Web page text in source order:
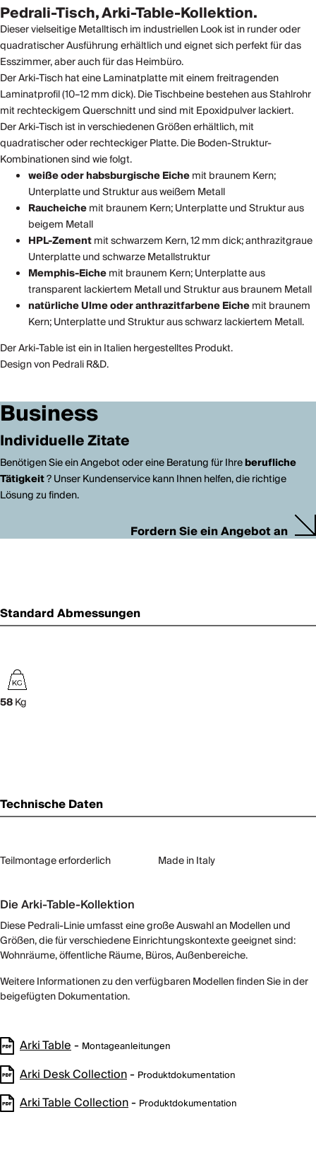
Pedrali-Tisch, Arki-Table-Kollektion.
Dieser vielseitige Metalltisch im industriellen Look ist in runder oder
quadratischer Ausführung erhältlich und eignet sich perfekt für das
Esszimmer, aber auch für das Heimbüro.
Der Arki-Tisch hat eine Laminatplatte mit einem freitragenden
Laminatprofil (10–12 mm dick). Die Tischbeine bestehen aus Stahlrohr
mit rechteckigem Querschnitt und sind mit Epoxidpulver lackiert.
Der Arki-Tisch ist in verschiedenen Größen erhältlich, mit
quadratischer oder rechteckiger Platte. Die Boden-Struktur-
Kombinationen sind wie folgt.
weiße oder habsburgische Eichemit braunem Kern;
Unterplatte und Struktur aus weißem Metall
Raucheichemit braunem Kern; Unterplatte und Struktur aus
beigem Metall
HPL-Zementmit schwarzem Kern, 12 mm dick; anthrazitgraue
Unterplatte und schwarze Metallstruktur
Memphis-Eichemit braunem Kern; Unterplatte aus
transparent lackiertem Metall und Struktur aus braunem Metall
natürliche Ulme oder anthrazitfarbene Eichemit braunem
Kern; Unterplatte und Struktur aus schwarz lackiertem Metall.
Der Arki-Table ist ein in Italien hergestelltes Produkt.
Design von Pedrali R&D.
Business
Individuelle Zitate
Benötigen Sie ein Angebot oder eine Beratung für Ihreberufliche
Tätigkeit? Unser Kundenservice kann Ihnen helfen, die richtige
Lösung zu finden.
Fordern Sie ein Angebot an
Standard Abmessungen
58Kg
Technische Daten
Teilmontage erforderlich Made in Italy
Die Arki-Table-Kollektion
Diese Pedrali-Linie umfasst eine große Auswahl an Modellen und
Größen, die für verschiedene Einrichtungskontexte geeignet sind:
Wohnräume, öffentliche Räume, Büros, Außenbereiche.
Weitere Informationen zu den verfügbaren Modellen finden Sie in der
beigefügten Dokumentation.
Arki Table- Montageanleitungen
Arki Desk Collection- Produktdokumentation
Arki Table Collection- Produktdokumentation